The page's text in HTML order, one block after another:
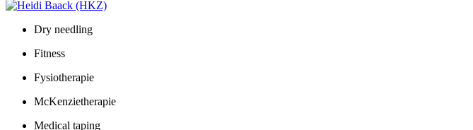
Dry needling
Fitness
Fysiotherapie
McKenzietherapie
Medical taping